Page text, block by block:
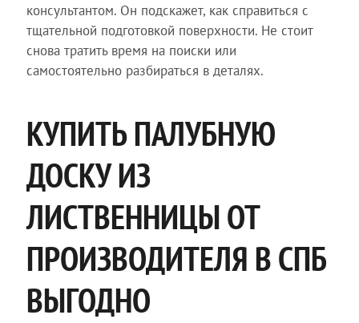
консультантом. Он подскажет, как справиться с
тщательной подготовкой поверхности. Не стоит
снова тратить время на поиски или
самостоятельно разбираться в деталях.
КУПИТЬ ПАЛУБНУЮ
ДОСКУ ИЗ
ЛИСТВЕННИЦЫ ОТ
ПРОИЗВОДИТЕЛЯ В СПБ
ВЫГОДНО